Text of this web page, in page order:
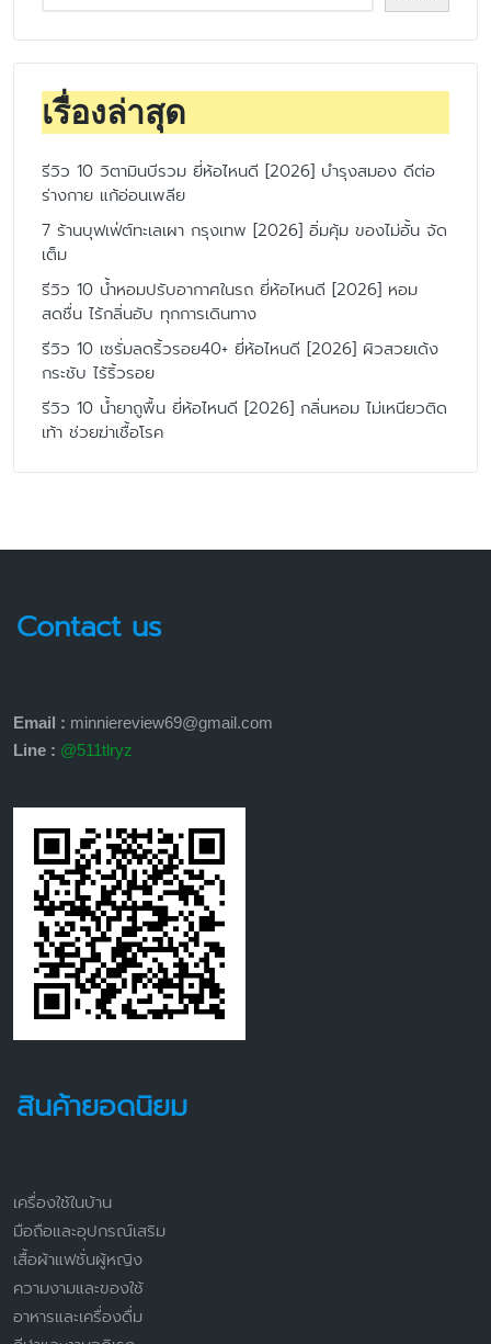
เรื่องล่าสุด
รีวิว 10 วิตามินบีรวม ยี่ห้อไหนดี [2026] บำรุงสมอง ดีต่อ
ร่างกาย แก้อ่อนเพลีย
7 ร้านบุฟเฟ่ต์ทะเลเผา กรุงเทพ [2026] อิ่มคุ้ม ของไม่อั้น จัด
เต็ม
รีวิว 10 น้ำหอมปรับอากาศในรถ ยี่ห้อไหนดี [2026] หอม
สดชื่น ไร้กลิ่นอับ ทุกการเดินทาง
รีวิว 10 เซรั่มลดริ้วรอย40+ ยี่ห้อไหนดี [2026] ผิวสวยเด้ง
กระชับ ไร้ริ้วรอย
รีวิว 10 น้ำยาถูพื้น ยี่ห้อไหนดี [2026] กลิ่นหอม ไม่เหนียวติด
เท้า ช่วยฆ่าเชื้อโรค
Contact us
Email : minniereview69@gmail.com
Line : @511tlryz
สินค้ายอดนิยม
เครื่องใช้ในบ้าน
มือถือและอุปกรณ์เสริม
เสื้อผ้าแฟชั่นผู้หญิง
ความงามและของใช้
อาหารและเครื่องดื่ม